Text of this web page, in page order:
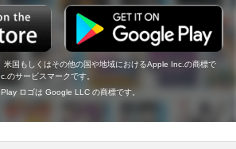
国もしくはその他の国や地域におけるApple Inc.の商標で
サービスマークです。
ロゴは Google LLC の商標です。